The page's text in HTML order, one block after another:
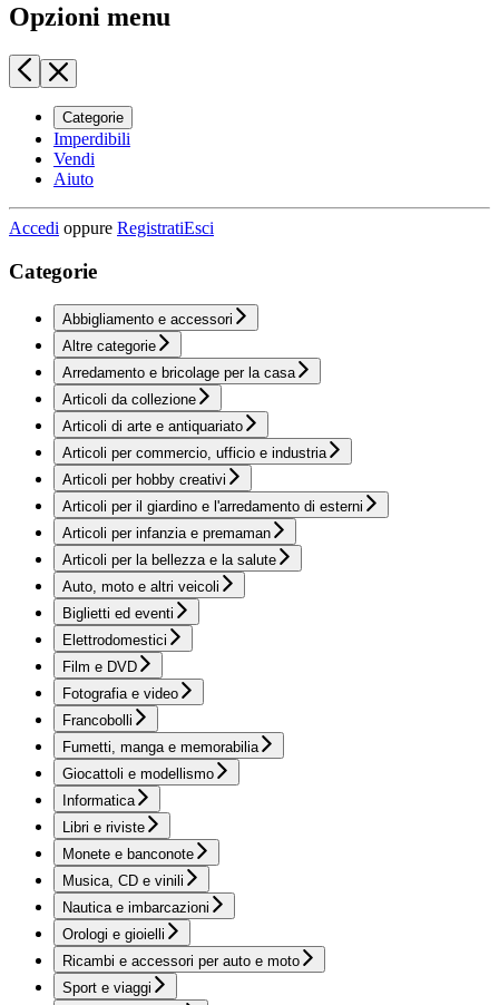
Opzioni menu
Categorie
Imperdibili
Vendi
Aiuto
Accedi oppure RegistratiEsci
Categorie
Abbigliamento e accessori
Altre categorie
Arredamento e bricolage per la casa
Articoli da collezione
Articoli di arte e antiquariato
Articoli per commercio, ufficio e industria
Articoli per hobby creativi
Articoli per il giardino e l'arredamento di esterni
Articoli per infanzia e premaman
Articoli per la bellezza e la salute
Auto, moto e altri veicoli
Biglietti ed eventi
Elettrodomestici
Film e DVD
Fotografia e video
Francobolli
Fumetti, manga e memorabilia
Giocattoli e modellismo
Informatica
Libri e riviste
Monete e banconote
Musica, CD e vinili
Nautica e imbarcazioni
Orologi e gioielli
Ricambi e accessori per auto e moto
Sport e viaggi